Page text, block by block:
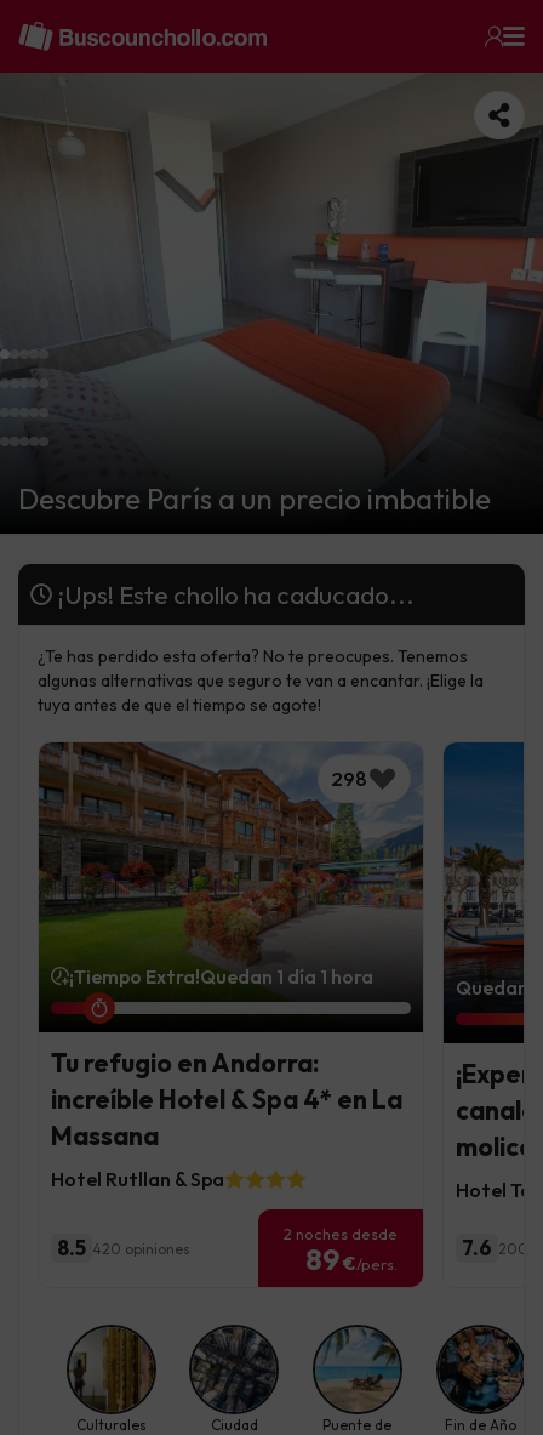
Descubre París a un precio imbatible
¡Ups! Este chollo ha caducado...
¿Te has perdido esta oferta? No te preocupes. Tenemos
algunas alternativas que seguro te van a encantar. ¡Elige la
tuya antes de que el tiempo se agote!
298
¡Tiempo Extra!Quedan 1 día 1 hora
Tu refugio en Andorra:
increíble Hotel & Spa 4* en La
Massana
Hotel Rutllan & Spa
8.5 420 opiniones
2 noches desde
89€/pers.
Quedan
Hotel
7.6 200
Culturales Ciudad
Puente de
Fin de Año